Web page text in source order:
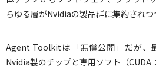
らゆる層がNvidiaの製品群に集約されつ
Agent Toolkitは「無償公開」だが、
Nvidia製のチップと専用ソフト（